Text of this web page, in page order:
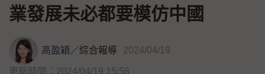
業發展未必都要模仿中國
高盈穎／綜合報導 2024/04/19
更新時間：2024/04/19 15:58